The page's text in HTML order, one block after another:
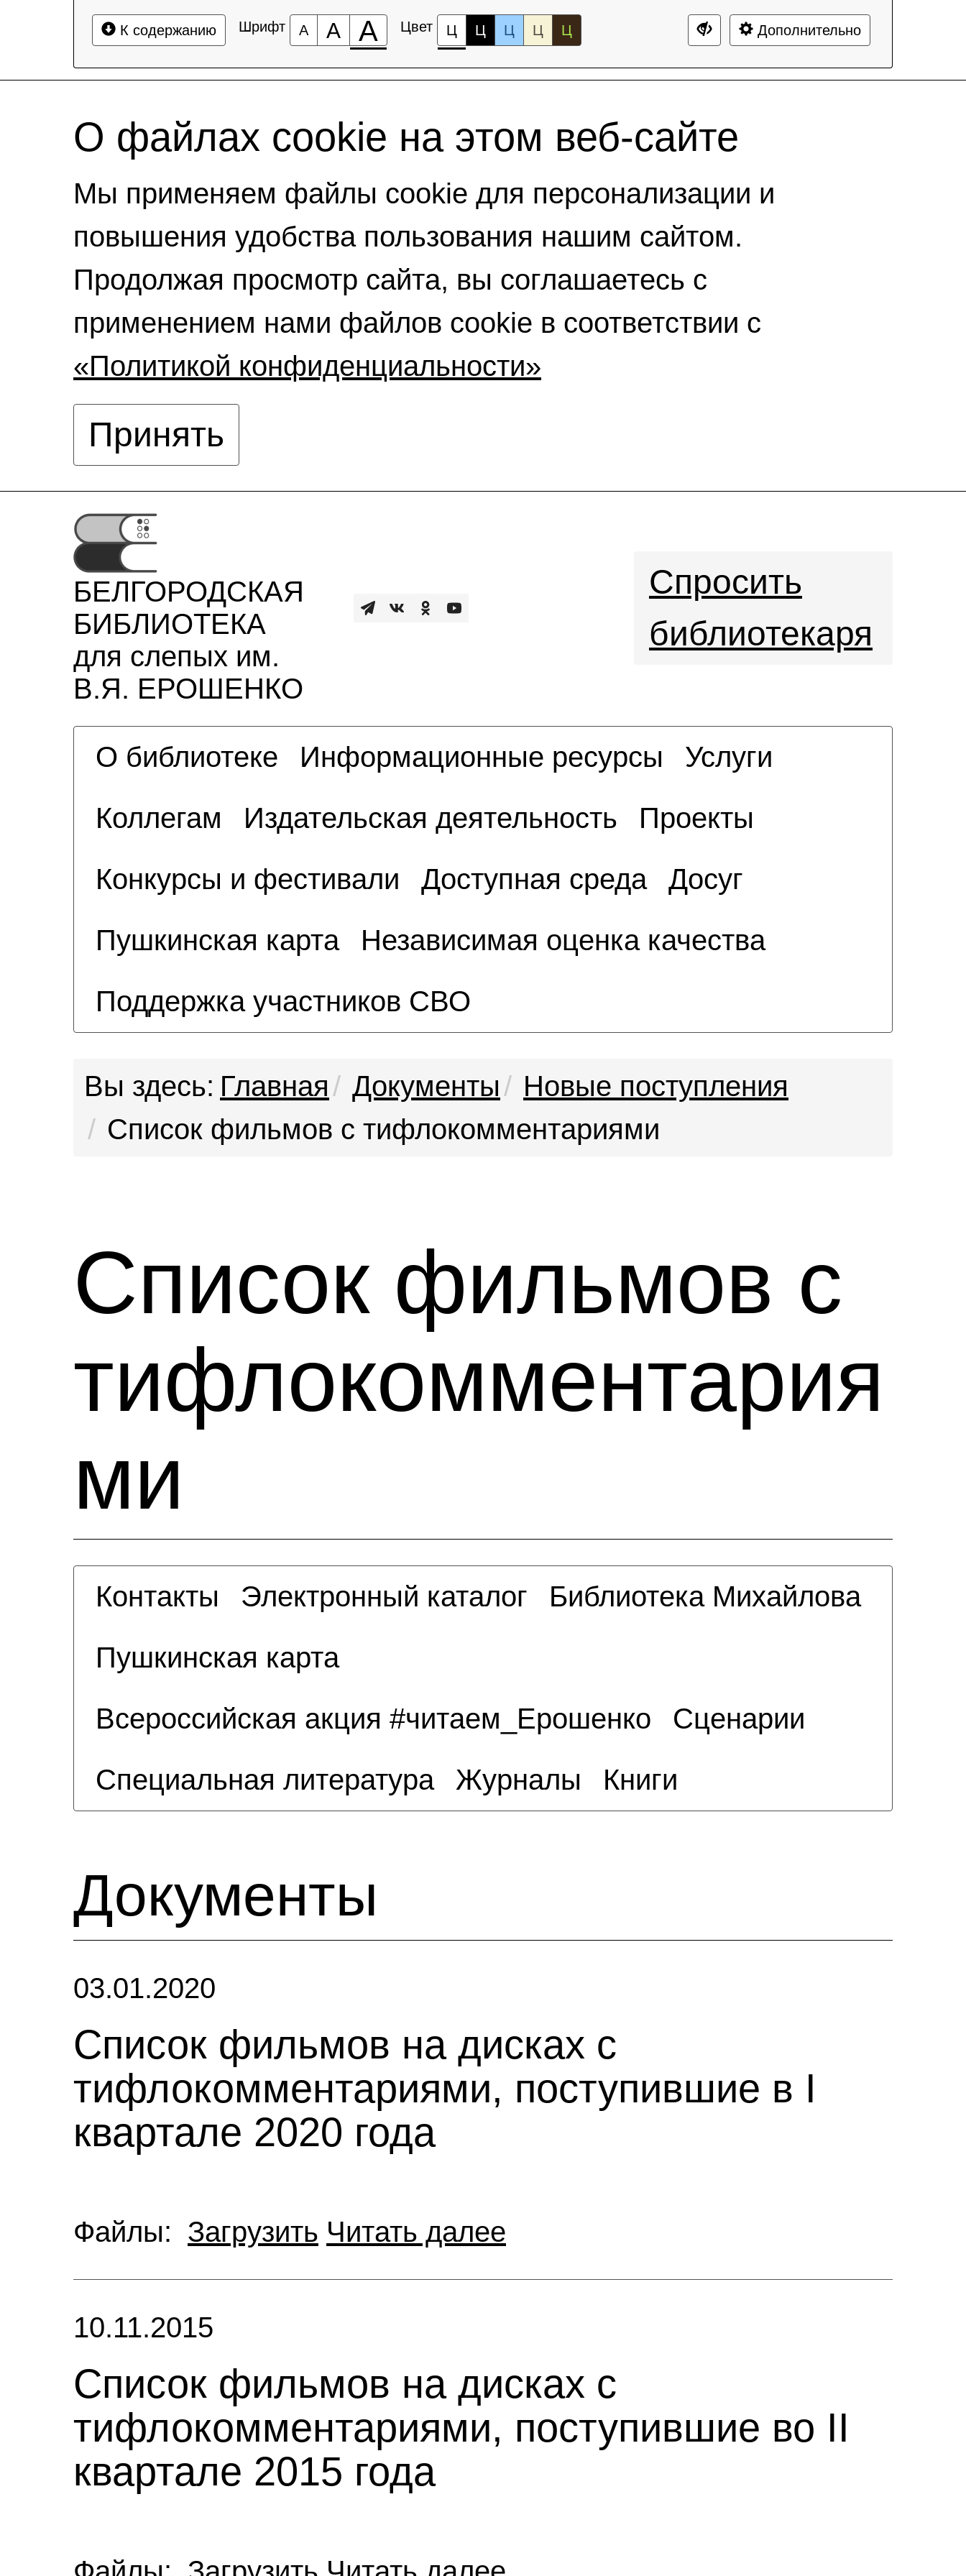
К содержанию Шрифт А А А Цвет Ц Ц Ц Ц Ц Дополнительно
О файлах cookie на этом веб-сайте
Мы применяем файлы cookie для персонализации и
повышения удобства пользования нашим сайтом.
Продолжая просмотр сайта, вы соглашаетесь с
применением нами файлов cookie в соответствии с
«Политикой конфиденциальности»
Принять
БЕЛГОРОДСКАЯ
БИБЛИОТЕКА
для слепых им.
В.Я. ЕРОШЕНКО
Спросить
библиотекаря
О библиотеке Информационные ресурсы
Услуги
Коллегам
Издательская деятельность
Проекты
Конкурсы и фестивали
Доступная среда
Досуг
Пушкинская карта
Независимая оценка качества
Поддержка участников СВО
Вы здесь: Главная Документы
Новые поступления
Список фильмов с тифлокомментариями
Список фильмов с
тифлокомментария
ми
Контакты Электронный каталог
Библиотека Михайлова
Пушкинская карта
Всероссийская акция #читаем_Ерошенко
Сценарии
Специальная литература
Журналы Книги
Документы
03.01.2020
Список фильмов на дисках с
тифлокомментариями, поступившие в I
квартале 2020 года
Файлы: Загрузить Читать далее
10.11.2015
Список фильмов на дисках с
тифлокомментариями, поступившие во II
квартале 2015 года